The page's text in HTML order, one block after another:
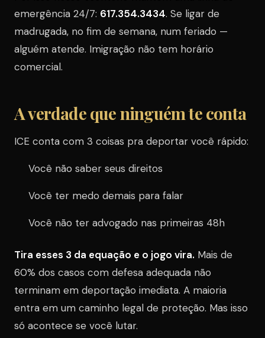
emergência 24/7: 617.354.3434. Se ligar de
madrugada, no fim de semana, num feriado —
alguém atende. Imigração não tem horário
comercial.
A verdade que ninguém te conta
ICE conta com 3 coisas pra deportar você rápido:
Você não saber seus direitos
Você ter medo demais para falar
Você não ter advogado nas primeiras 48h
Tira esses 3 da equação e o jogo vira. Mais de
60% dos casos com defesa adequada não
terminam em deportação imediata. A maioria
entra em um caminho legal de proteção. Mas isso
só acontece se você lutar.